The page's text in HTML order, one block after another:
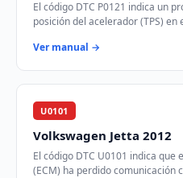
El código DTC P0121 indica un
posición del acelerador (TPS) en
Ver manual →
U0101
Volkswagen Jetta 2012
El código DTC U0101 indica
(ECM) ha perdido comunicación